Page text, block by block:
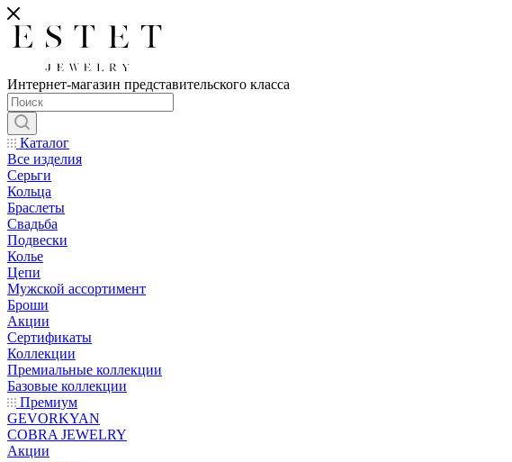
Интернет-магазин представительского класса
Каталог
Все изделия
Серьги
Кольца
Браслеты
Свадьба
Подвески
Колье
Цепи
Мужской ассортимент
Броши
Акции
Сертификаты
Коллекции
Премиальные коллекции
Базовые коллекции
Премиум
GEVORKYAN
COBRA JEWELRY
Акции